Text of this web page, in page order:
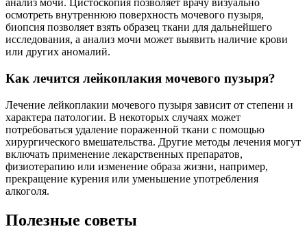
анализ мочи. Цистоскопия позволяет врачу визуально
осмотреть внутреннюю поверхность мочевого пузыря,
биопсия позволяет взять образец ткани для дальнейшего
исследования, а анализ мочи может выявить наличие крови
или других аномалий.
Как лечится лейкоплакия мочевого пузыря?
Лечение лейкоплакии мочевого пузыря зависит от степени и
характера патологии. В некоторых случаях может
потребоваться удаление пораженной ткани с помощью
хирургического вмешательства. Другие методы лечения могут
включать применение лекарственных препаратов,
физиотерапию или изменение образа жизни, например,
прекращение курения или уменьшение употребления
алкоголя.
Полезные советы